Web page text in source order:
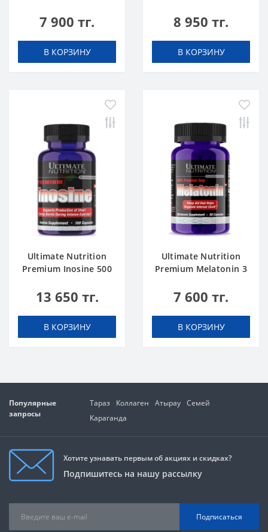
7 900 тг.
В КОРЗИНУ
8 950 тг.
В КОРЗИНУ
Ultimate Nutrition
Premium Inosine 500
13 650 тг.
В КОРЗИНУ
Ultimate Nutrition
Premium Melatonin 3
7 600 тг.
В КОРЗИНУ
Популярные
запросы
Тараз Коллаген Атырау Семей
Караганда
Хотите узнавать первым об акциях и скидках?
Подпишитесь на нашу рассылку
Подписаться